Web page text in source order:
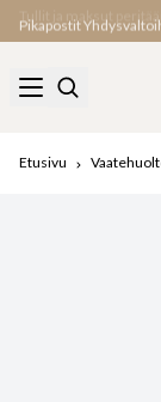
Pikapostit
Etusivu